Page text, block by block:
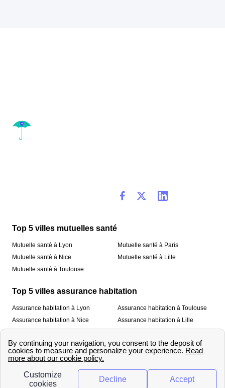
Top 5 villes mutuelles santé
Mutuelle santé à Lyon
Mutuelle santé à Nice
Mutuelle santé à Toulouse
Mutuelle santé à Paris
Mutuelle santé à Lille
Top 5 villes assurance habitation
Assurance habitation à Lyon
Assurance habitation à Nice
Assurance habitation à Toulouse
Assurance habitation à Lille
À propos
Qui sommes-nous ? Mentions légales